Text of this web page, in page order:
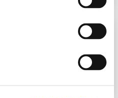
y corregir las deficiencias de